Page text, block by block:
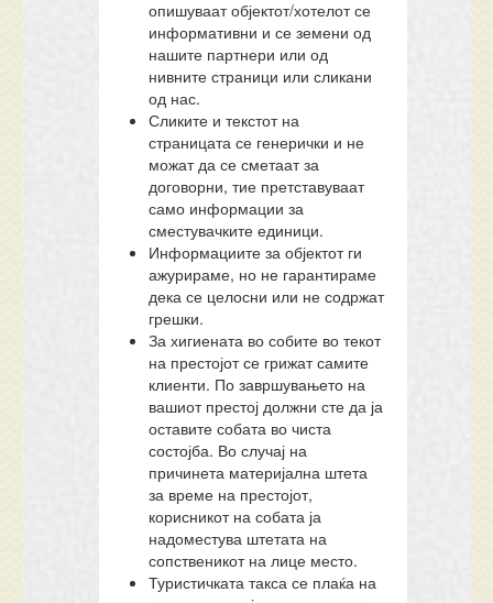
опишуваат објектот/хотелот се
информативни и се земени од
нашите партнери или од
нивните страници или сликани
од нас.
Сликите и текстот на
страницата се генерички и не
можат да се сметаат за
договорни, тие претставуваат
само информации за
сместувачките единици.
Информациите за објектот ги
ажурираме, но не гарантираме
дека се целосни или не содржат
грешки.
За хигиената во собите во текот
на престојот се грижат самите
клиенти. По завршувањето на
вашиот престој должни сте да ја
оставите собата во чиста
состојба. Во случај на
причинета материјална штета
за време на престојот,
корисникот на собата ја
надоместува штетата на
сопственикот на лице место.
Туристичката такса се плаќа на